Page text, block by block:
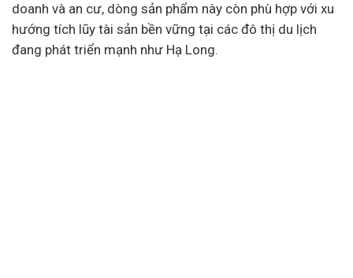
doanh và an cư, dòng sản phẩm này còn phù hợp với xu
hướng tích lũy tài sản bền vững tại các đô thị du lịch
đang phát triển mạnh như Hạ Long.